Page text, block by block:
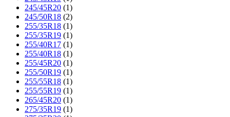
245/45R20 (1)
245/50R18 (2)
255/35R18 (1)
255/35R19 (1)
255/40R17 (1)
255/40R18 (1)
255/45R20 (1)
255/50R19 (1)
255/55R18 (1)
255/55R19 (1)
265/45R20 (1)
275/35R19 (1)